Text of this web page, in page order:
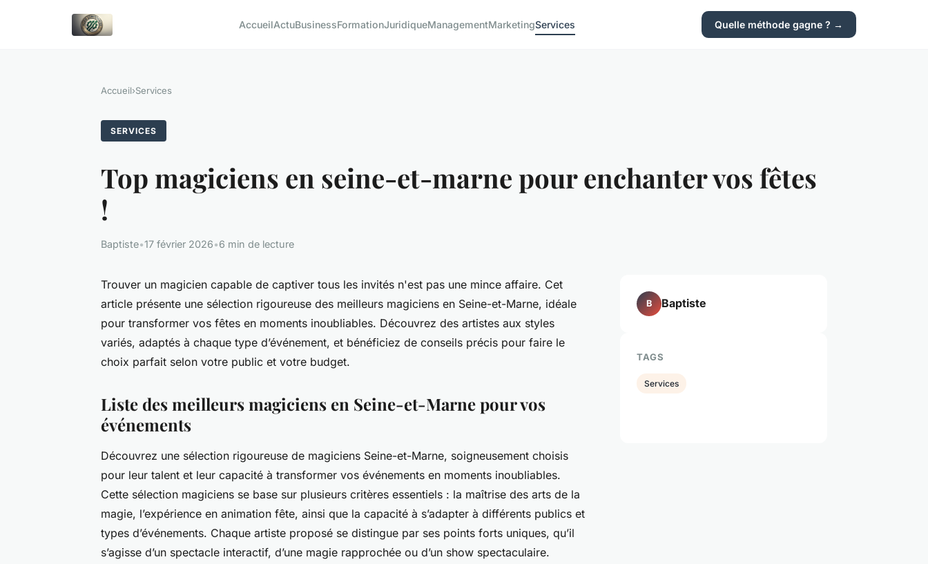
AccueilActuBusinessFormationJuridiqueManagementMarketingServices Quelle méthode gagne ? →
Accueil›Services
SERVICES
Top magiciens en seine-et-marne pour enchanter vos fêtes
!
Baptiste•17 février 2026•6 min de lecture
Trouver un magicien capable de captiver tous les invités n'est pas une mince affaire. Cet
article présente une sélection rigoureuse des meilleurs magiciens en Seine-et-Marne, idéale
pour transformer vos fêtes en moments inoubliables. Découvrez des artistes aux styles
variés, adaptés à chaque type d’événement, et bénéficiez de conseils précis pour faire le
choix parfait selon votre public et votre budget.
Liste des meilleurs magiciens en Seine-et-Marne pour vos
événements
Découvrez une sélection rigoureuse de magiciens Seine-et-Marne, soigneusement choisis
pour leur talent et leur capacité à transformer vos événements en moments inoubliables.
Cette sélection magiciens se base sur plusieurs critères essentiels : la maîtrise des arts de la
magie, l’expérience en animation fête, ainsi que la capacité à s’adapter à différents publics et
types d’événements. Chaque artiste proposé se distingue par ses points forts uniques, qu’il
s’agisse d’un spectacle interactif, d’une magie rapprochée ou d’un show spectaculaire.
B Baptiste
TAGS
Services